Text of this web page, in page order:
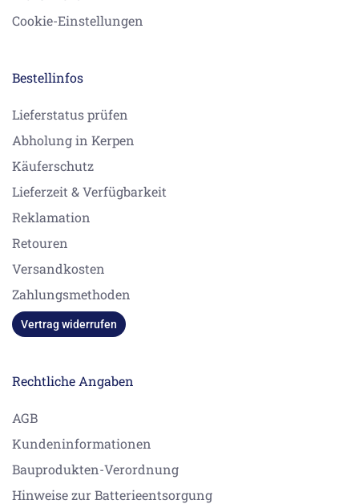
Cookie-Einstellungen
Bestellinfos
Lieferstatus prüfen
Abholung in Kerpen
Käuferschutz
Lieferzeit & Verfügbarkeit
Reklamation
Retouren
Versandkosten
Zahlungsmethoden
Vertrag widerrufen
Rechtliche Angaben
AGB
Kundeninformationen
Bauprodukten-Verordnung
Hinweise zur Batterieentsorgung